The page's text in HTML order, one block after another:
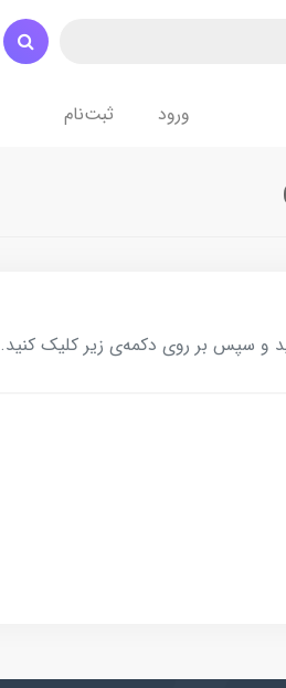
ورود ثبت‌نام
و سپس بر روی دکمه‌ی زیر کلیک کنید.